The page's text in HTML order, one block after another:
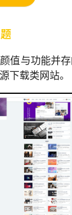
值与功能并
下载类网站。